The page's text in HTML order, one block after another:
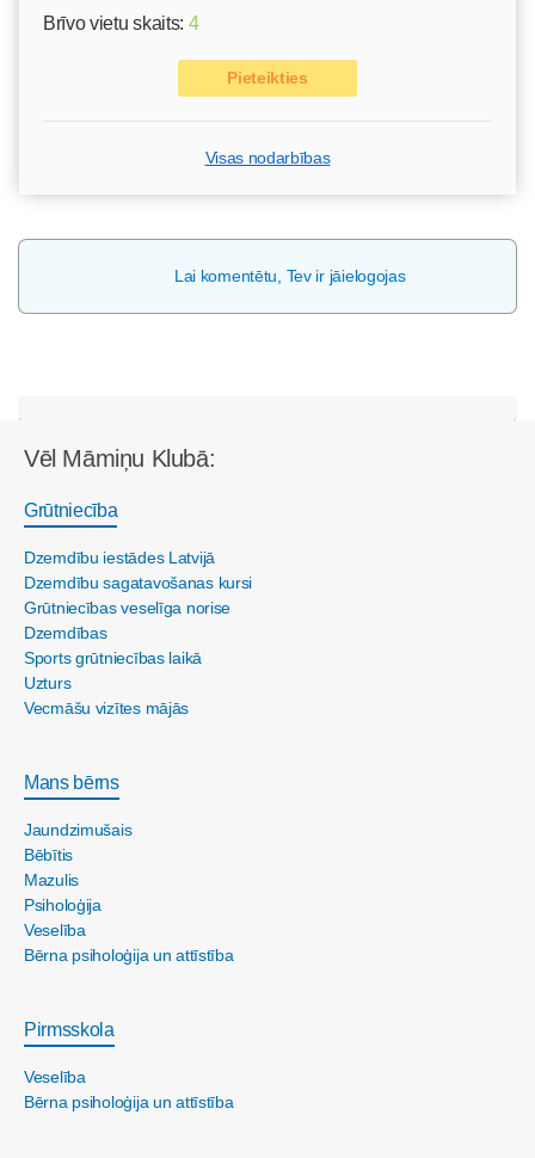
Brīvo vietu skaits: 4
Pieteikties
Visas nodarbības
Lai komentētu, Tev ir jāielogojas
Vēl Māmiņu Klubā:
Grūtniecība
Dzemdību iestādes Latvijā
Dzemdību sagatavošanas kursi
Grūtniecības veselīga norise
Dzemdības
Sports grūtniecības laikā
Uzturs
Vecmāšu vizītes mājās
Mans bērns
Jaundzimušais
Bēbītis
Mazulis
Psiholoģija
Veselība
Bērna psiholoģija un attīstība
Pirmsskola
Veselība
Bērna psiholoģija un attīstība